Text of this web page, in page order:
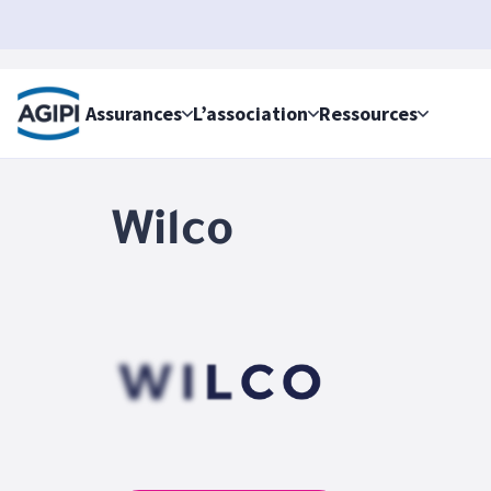
Accès au menu
Accès au contenu principal
Assurances L’association Ressources
Wilco